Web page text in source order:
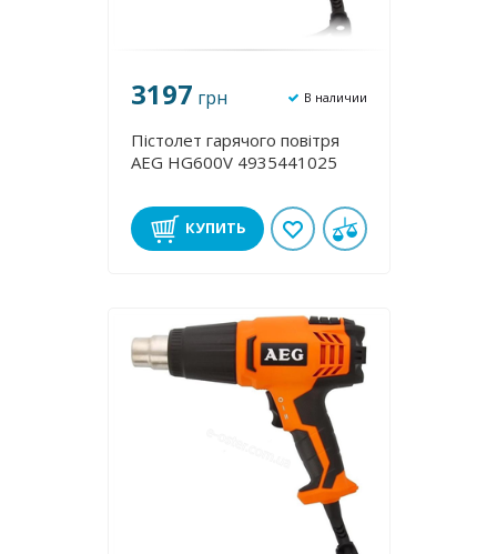
3197 грн В наличии
Пістолет гарячого повітря
AEG HG600V 4935441025
КУПИТЬ